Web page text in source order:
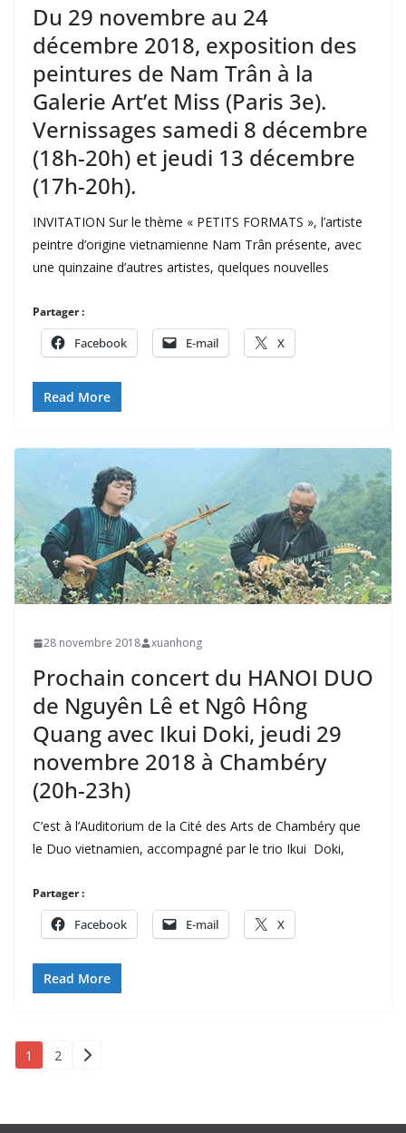
Du 29 novembre au 24
décembre 2018, exposition des
peintures de Nam Trân à la
Galerie Art’et Miss (Paris 3e).
Vernissages samedi 8 décembre
(18h-20h) et jeudi 13 décembre
(17h-20h).
INVITATION Sur le thème « PETITS FORMATS », l’artiste
peintre d’origine vietnamienne Nam Trân présente, avec
une quinzaine d’autres artistes, quelques nouvelles
Partager :
Facebook E-mail X
Read More
28 novembre 2018 xuanhong
Prochain concert du HANOI DUO
de Nguyên Lê et Ngô Hông
Quang avec Ikui Doki, jeudi 29
novembre 2018 à Chambéry
(20h-23h)
C’est à l’Auditorium de la Cité des Arts de Chambéry que
le Duo vietnamien, accompagné par le trio Ikui Doki,
Partager :
Facebook E-mail X
Read More
Pagination
1 2